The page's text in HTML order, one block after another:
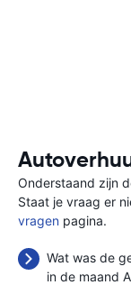
Onderstaand zijn
Staat je vraag er
vragen pagina.
Wat was de
in de maand